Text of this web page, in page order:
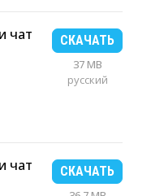
чат
СКАЧАТЬ
37 MB
русский
чат
СКАЧАТЬ